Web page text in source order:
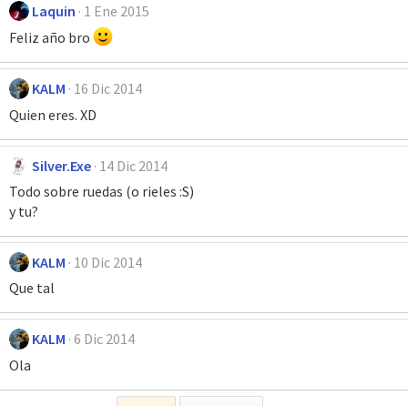
Laquin 1 Ene 2015
Feliz año bro
KALM 16 Dic 2014
Quien eres. XD
Silver.Exe 14 Dic 2014
Todo sobre ruedas (o rieles :S)
y tu?
KALM 10 Dic 2014
Que tal
KALM 6 Dic 2014
Ola